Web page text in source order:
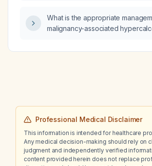
What is the appropriate
malignancy-associated
Professional Medical Disclaimer
This information is intended for healthcare
Any medical decision-making should rely on
judgment and independently verified
content provided herein does not replace